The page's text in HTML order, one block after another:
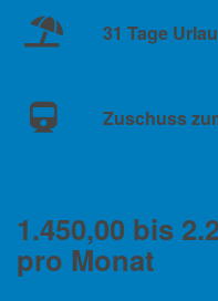
31 Tage
Zuschuss
1.450,00 bis
pro Monat